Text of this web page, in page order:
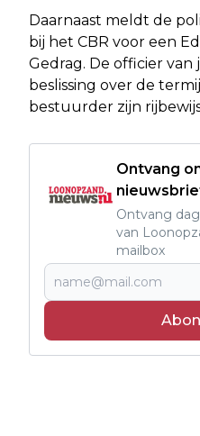
Daarnaast meldt de
bij het CBR voor een
Gedrag. De officier
beslissing over de
bestuurder zijn
Ontvang
Ontvang
van
mailbox